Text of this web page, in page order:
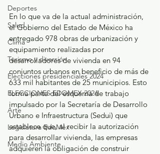
Deportes
Salud
Clima
Turismo y diversión
Elecciones presidenciales 2024
ELECCIONES EDOMEX 2024
Arte
Legislatura EdoMéx
Medio Ambiente
En lo que va de la actual administración,
el Gobierno del Estado de México ha
entregado 978 obras de urbanización y
equipamiento realizadas por
desarrolladores de vivienda en 94
conjuntos urbanos en beneficio de más de
633 mil habitantes de 25 municipios. Esto
forma parte del esquema de trabajo
impulsado por la Secretaría de Desarrollo
Urbano e Infraestructura (Sedui) que
establece que, al recibir la autorización
para desarrollar vivienda, las empresas
adquieren la obligación de construir